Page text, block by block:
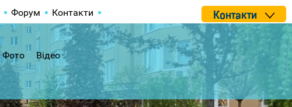
Форум Контакти Контакти
Фото Відео